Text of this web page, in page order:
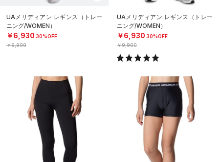
UAメリディアン レギンス（トレー
ニング/WOMEN）
￥6,930 30%OFF
￥9,900
UAメリディアン レギンス（トレー
ニング/WOMEN）
￥6,930 30%OFF
￥9,900